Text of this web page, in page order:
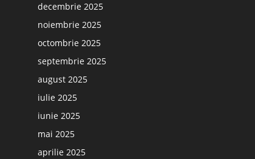
decembrie 2025
noiembrie 2025
octombrie 2025
septembrie 2025
august 2025
iulie 2025
iunie 2025
mai 2025
aprilie 2025